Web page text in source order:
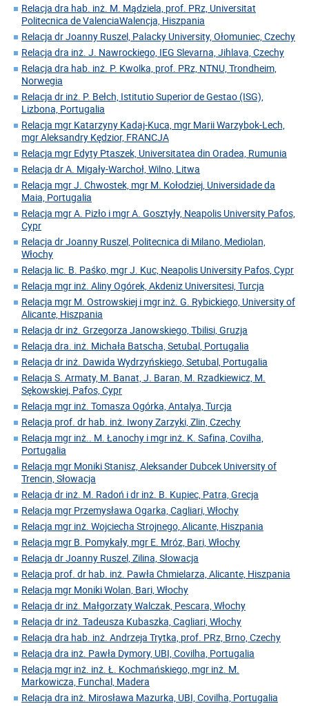
Relacja dra hab. inż. M. Mądziela, prof. PRz, Universitat
Politecnica de ValenciaWalencja, Hiszpania
Relacja dr Joanny Ruszel, Palacky University, Ołomuniec, Czechy
Relacja dra inż. J. Nawrockiego, IEG Slevarna, Jihlava, Czechy
Relacja dra hab. inż. P. Kwolka, prof. PRz, NTNU, Trondheim,
Norwegia
Relacja dr inż. P. Bełch, Istitutio Superior de Gestao (ISG),
Lizbona, Portugalia
Relacja mgr Katarzyny Kadaj-Kuca, mgr Marii Warzybok-Lech,
mgr Aleksandry Kędzior, FRANCJA
Relacja mgr Edyty Ptaszek, Universitatea din Oradea, Rumunia
Relacja dr A. Migały-Warchoł, Wilno, Litwa
Relacja mgr J. Chwostek, mgr M. Kołodziej, Universidade da
Maia, Portugalia
Relacja mgr A. Pizło i mgr A. Gosztyły, Neapolis University Pafos,
Cypr
Relacja dr Joanny Ruszel, Politecnica di Milano, Mediolan,
Włochy
Relacja lic. B. Paśko, mgr J. Kuc, Neapolis University Pafos, Cypr
Relacja mgr inż. Aliny Ogórek, Akdeniz Universitesi, Turcja
Relacja mgr M. Ostrowskiej i mgr inż. G. Rybickiego, University of
Alicante, Hiszpania
Relacja dr inż. Grzegorza Janowskiego, Tbilisi, Gruzja
Relacja dra. inż. Michała Batscha, Setubal, Portugalia
Relacja dr inż. Dawida Wydrzyńskiego, Setubal, Portugalia
Relacja S. Armaty, M. Banat, J. Baran, M. Rzadkiewicz, M.
Sękowskiej, Pafos, Cypr
Relacja mgr inż. Tomasza Ogórka, Antalya, Turcja
Relacja prof. dr hab. inż. Iwony Zarzyki, Zlin, Czechy
Relacja mgr inż.. M. Łanochy i mgr inż. K. Safina, Covilha,
Portugalia
Relacja mgr Moniki Stanisz, Aleksander Dubcek University of
Trencin, Słowacja
Relacja dr inż. M. Radoń i dr inż. B. Kupiec, Patra, Grecja
Relacja mgr Przemysława Ogarka, Cagliari, Włochy
Relacja mgr inż. Wojciecha Strojnego, Alicante, Hiszpania
Relacja mgr B. Pomykały, mgr E. Mróz, Bari, Włochy
Relacja dr Joanny Ruszel, Zilina, Słowacja
Relacja prof. dr hab. inż. Pawła Chmielarza, Alicante, Hiszpania
Relacja mgr Moniki Wolan, Bari, Włochy
Relacja dr inż. Małgorzaty Walczak, Pescara, Włochy
Relacja dr inż. Tadeusza Kubaszka, Cagliari, Włochy
Relacja dra hab. inż. Andrzeja Trytka, prof. PRz, Brno, Czechy
Relacja dra inż. Pawła Dymory, UBI, Covilha, Portugalia
Relacja mgr inż. inż. Ł. Kochmańskiego, mgr inż. M.
Markowicza, Funchal, Madera
Relacja dra inż. Mirosława Mazurka, UBI, Covilha, Portugalia